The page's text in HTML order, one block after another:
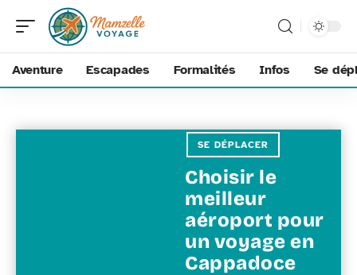
Aventure Escapades Formalités Infos Se
SE DÉPLACER
Choisir le
meilleur
aéroport pour
un voyage en
Cappadoce